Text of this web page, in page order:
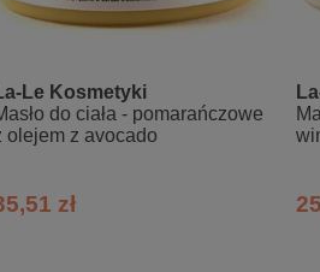
Le Kosmetyki
do ciała - pomarańczowe
olejem z avocado
zł